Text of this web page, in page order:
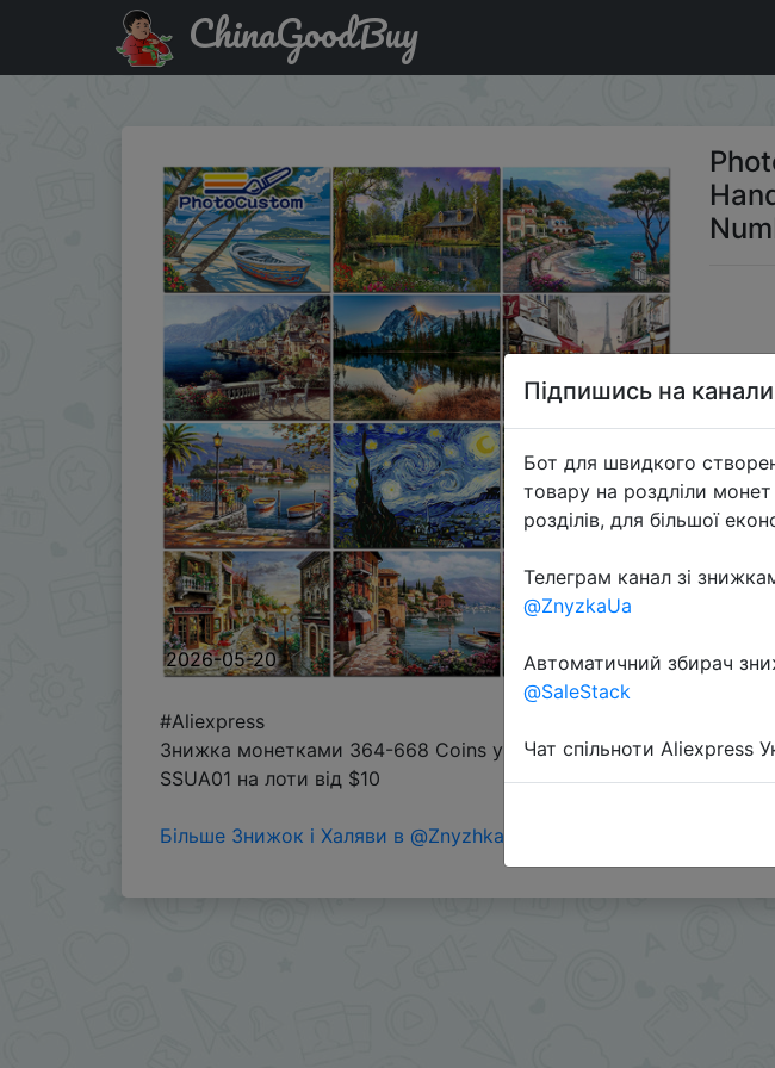
Придбати по знижці PhotoCustom Paint By Number Canvas Painting Kits
ChinaGoodBuy
2026-05-20
#Aliexpress
Знижка монетками 364-668 Coins у додатку через розділ
SSUA01 на лоти від $10
Більше Знижок і Халяви в @ZnyzhkaUA
Підпишись на
Бот для швидкого
товару на роздліли
розділів, для більшої
Телеграм канал зі
@ZnyzkaUa
Автоматичний збирач
@SaleStack
Чат спільноти Aliexpress